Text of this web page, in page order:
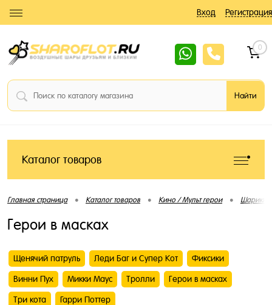
Вход Регистрация
0
Каталог товаров
Главная страница • Каталог товаров • Кино / Мульт герои • Шарики
Герои в масках
Щенячий патруль Леди Баг и Супер Кот Фиксики
Винни Пух Микки Маус Тролли Герои в масках
Три кота Гарри Поттер